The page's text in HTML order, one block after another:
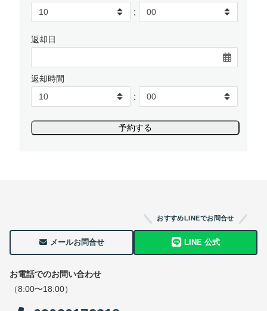
:
返却日
返却時間
:
メールお問合せ
おすすめLINEでお問合せ
LINE 公式
お電話でのお問い合わせ
（8:00〜18:00）